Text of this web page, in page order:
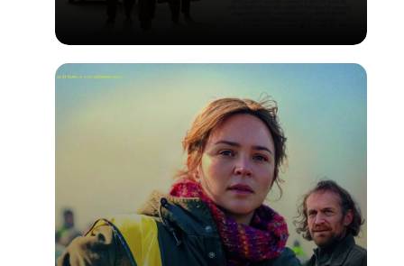
Voir la fiche du film